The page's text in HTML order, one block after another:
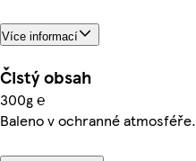
Více informací
Čistý obsah
300g ℮
Baleno v ochranné atmosféře.